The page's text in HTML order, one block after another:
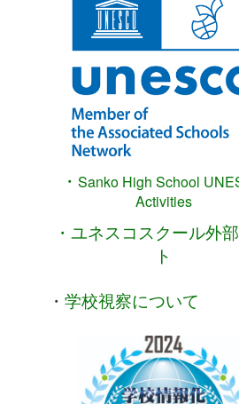
・Sanko High School
Activities
・ユネスコスクール外
ト
・ 学校視察について